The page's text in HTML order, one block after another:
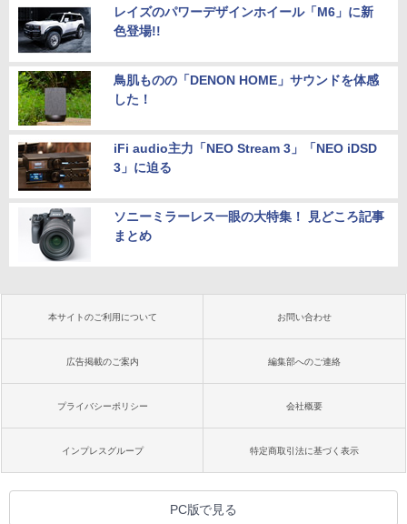
レイズのパワーデザインホイール「M6」に新
色登場!!
鳥肌ものの「DENON HOME」サウンドを体感
した！
iFi audio主力「NEO Stream 3」「NEO iDSD
3」に迫る
ソニーミラーレス一眼の大特集！ 見どころ記事
まとめ
本サイトのご利用について お問い合わせ
広告掲載のご案内 編集部へのご連絡
プライバシーポリシー 会社概要
インプレスグループ 特定商取引法に基づく表示
PC版で見る